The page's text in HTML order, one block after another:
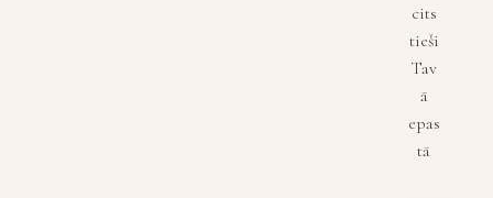
cits
tieši
Tav
ā
epas
tā